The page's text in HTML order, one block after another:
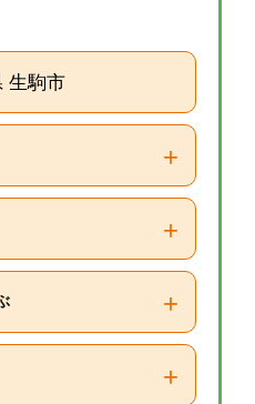
生駒市
+
+
+
+